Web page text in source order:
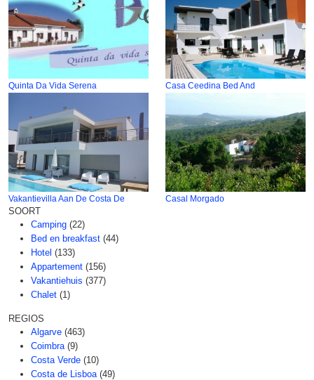
Quinta Da Vida Serena Casa Ceedina Bed And
Vakantievilla Aan De Costa De Casal Morgado
SOORT
Camping (22)
Bed en breakfast (44)
Hotel (133)
Appartement (156)
Vakantiehuis (377)
Chalet (1)
REGIOS
Algarve (463)
Coimbra (9)
Costa Verde (10)
Costa de Lisboa (49)